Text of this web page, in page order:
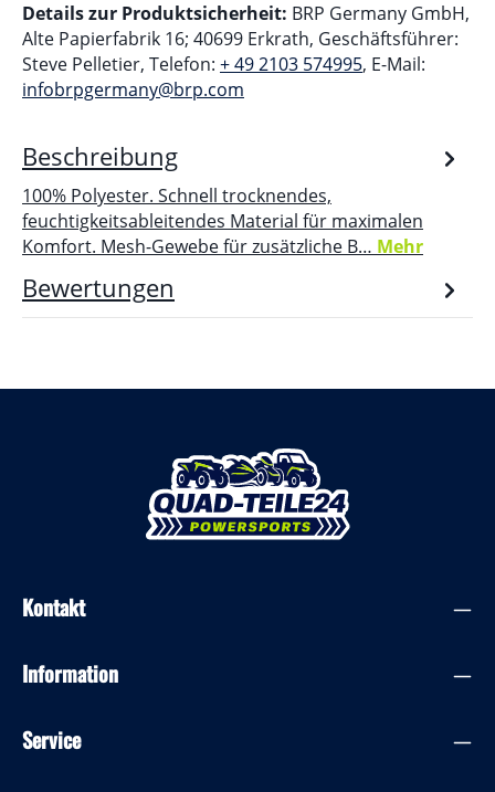
Details zur Produktsicherheit: BRP Germany GmbH,
Alte Papierfabrik 16; 40699 Erkrath, Geschäftsführer:
Steve Pelletier, Telefon: + 49 2103 574995, E-Mail:
infobrpgermany@brp.com
Beschreibung
100% Polyester. Schnell trocknendes,
feuchtigkeitsableitendes Material für maximalen
Komfort. Mesh-Gewebe für zusätzliche B… Mehr
Bewertungen
Kontakt
Information
Service